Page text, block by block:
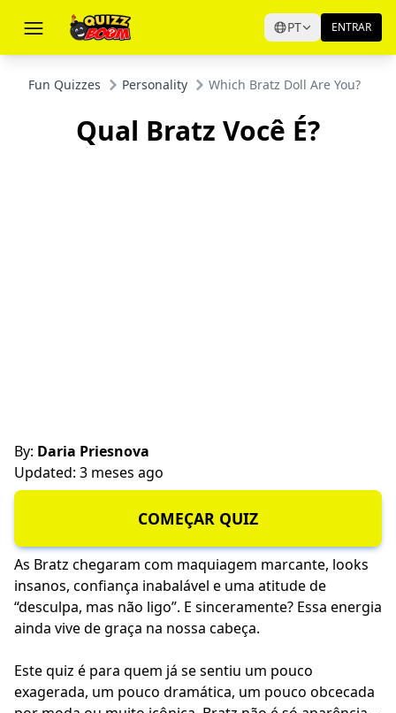
PT ENTRAR
Fun Quizzes Personality Which Bratz Doll Are You?
Qual Bratz Você É?
By: Daria Priesnova
Updated: 3 meses ago
COMEÇAR QUIZ
As Bratz chegaram com maquiagem marcante, looks
insanos, confiança inabalável e uma atitude de
“desculpa, mas não ligo”. E sinceramente? Essa energia
ainda vive de graça na nossa cabeça.
Este quiz é para quem já se sentiu um pouco
exagerada, um pouco dramática, um pouco obcecada